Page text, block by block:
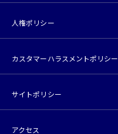
人権ポリシー
カスタマーハラスメントポリシー
サイトポリシー
アクセス